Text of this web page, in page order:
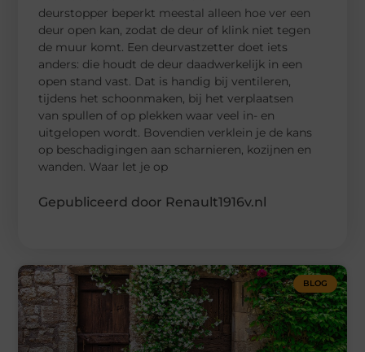
deurstopper beperkt meestal alleen hoe ver een
deur open kan, zodat de deur of klink niet tegen
de muur komt. Een deurvastzetter doet iets
anders: die houdt de deur daadwerkelijk in een
open stand vast. Dat is handig bij ventileren,
tijdens het schoonmaken, bij het verplaatsen
van spullen of op plekken waar veel in- en
uitgelopen wordt. Bovendien verklein je de kans
op beschadigingen aan scharnieren, kozijnen en
wanden. Waar let je op
Gepubliceerd door Renault1916v.nl
BLOG